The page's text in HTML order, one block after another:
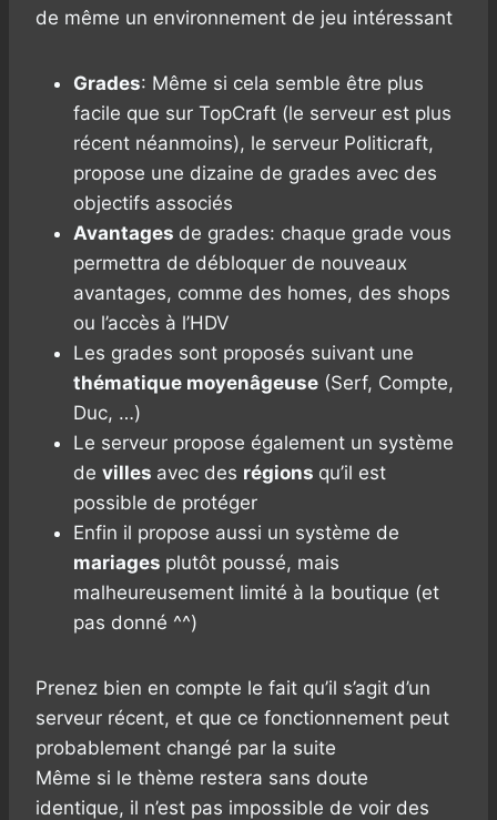
de même un environnement de jeu intéressant
Grades: Même si cela semble être plus
facile que sur TopCraft (le serveur est plus
récent néanmoins), le serveur Politicraft,
propose une dizaine de grades avec des
objectifs associés
Avantages de grades: chaque grade vous
permettra de débloquer de nouveaux
avantages, comme des homes, des shops
ou l’accès à l’HDV
Les grades sont proposés suivant une
thématique moyenâgeuse (Serf, Compte,
Duc, …)
Le serveur propose également un système
de villes avec des régions qu’il est
possible de protéger
Enfin il propose aussi un système de
mariages plutôt poussé, mais
malheureusement limité à la boutique (et
pas donné ^^)
Prenez bien en compte le fait qu’il s’agit d’un
serveur récent, et que ce fonctionnement peut
probablement changé par la suite
Même si le thème restera sans doute
identique, il n’est pas impossible de voir des